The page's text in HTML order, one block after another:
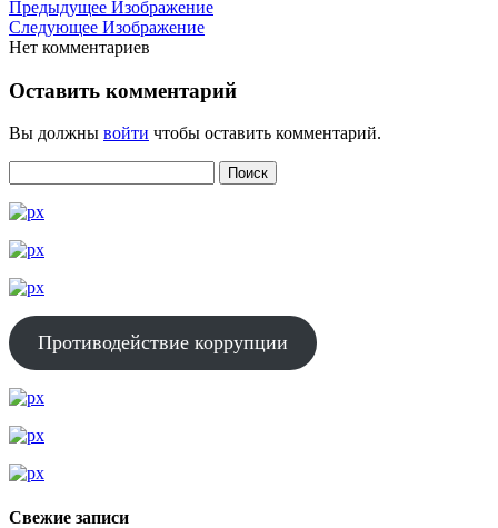
Предыдущее Изображение
Следующее Изображение
Нет комментариев
Оставить комментарий
Вы должны войти чтобы оставить комментарий.
Противодействие коррупции
Свежие записи